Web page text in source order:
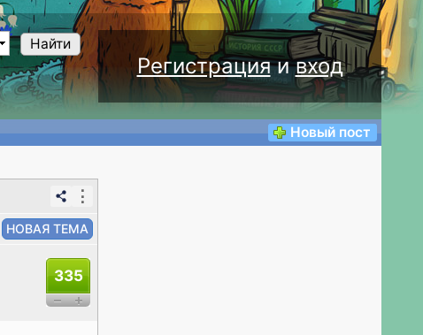
Регистрацияивход
Найти
Новый пост
⋮
335